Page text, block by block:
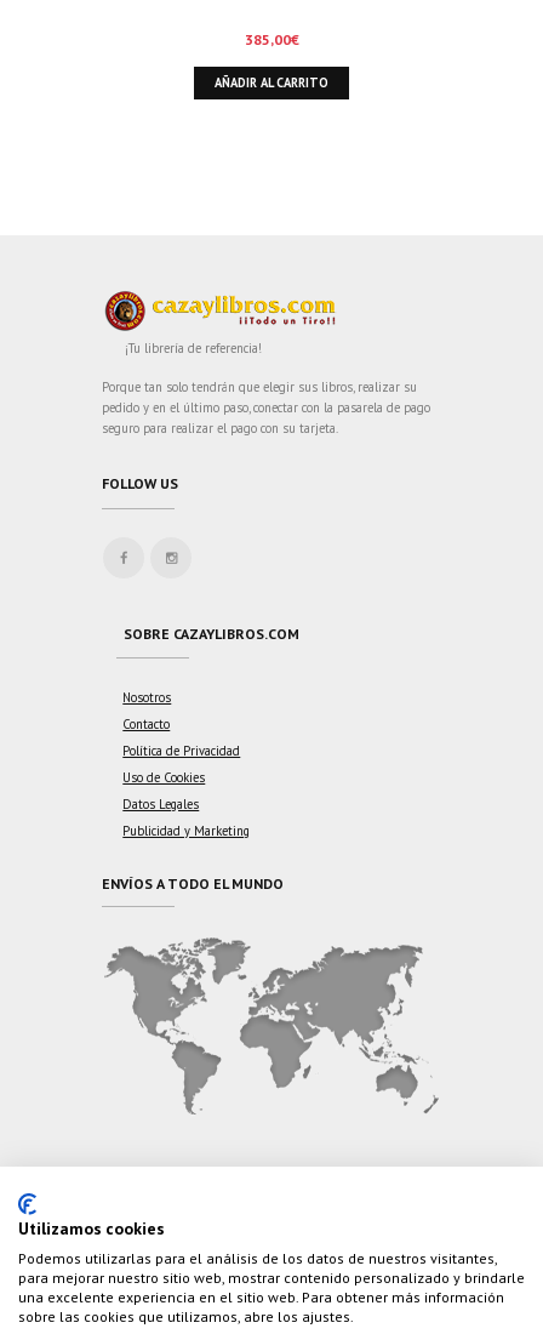
385,00€
AÑADIR AL CARRITO
¡Tu librería de referencia!
Porque tan solo tendrán que elegir sus libros, realizar su
pedido y en el último paso, conectar con la pasarela de pago
seguro para realizar el pago con su tarjeta.
FOLLOW US
SOBRE CAZAYLIBROS.COM
Nosotros
Contacto
Política de Privacidad
Uso de Cookies
Datos Legales
Publicidad y Marketing
ENVÍOS A TODO EL MUNDO
E-Mail: info@cazaylibros.com
Utilizamos cookies
Podemos utilizarlas para el análisis de los datos de nuestros visitantes,
para mejorar nuestro sitio web, mostrar contenido personalizado y brindarle
una excelente experiencia en el sitio web. Para obtener más información
sobre las cookies que utilizamos, abre los ajustes.